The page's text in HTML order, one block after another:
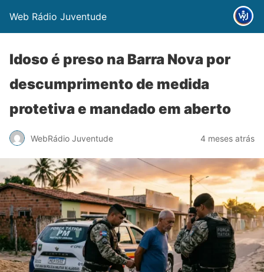
Web Rádio Juventude
Idoso é preso na Barra Nova por
descumprimento de medida
protetiva e mandado em aberto
WebRádio Juventude 4 meses atrás